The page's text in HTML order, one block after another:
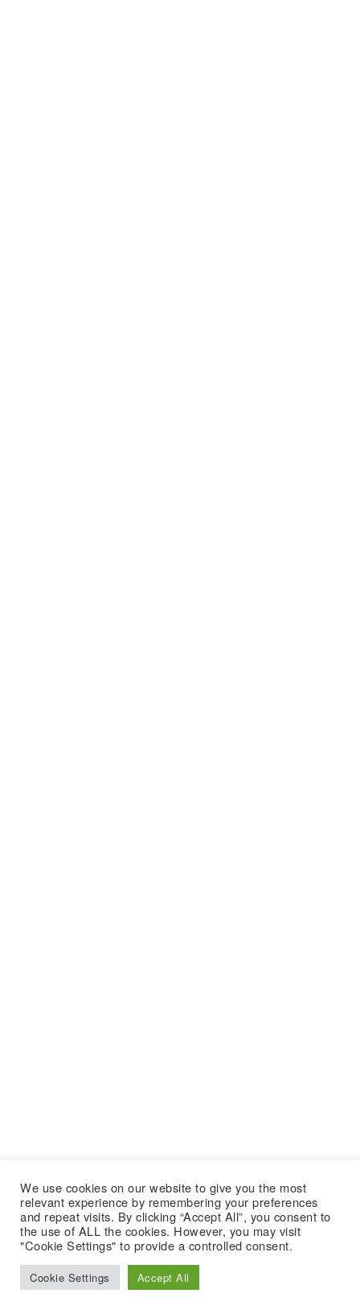
We use cookies on our website to give you the most
relevant experience by remembering your preferences
and repeat visits. By clicking “Accept All”, you consent to
the use of ALL the cookies. However, you may visit
"Cookie Settings" to provide a controlled consent.
Cookie Settings Accept All